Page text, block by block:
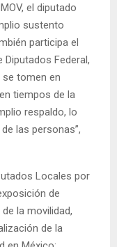
el diputado
sustento
participa el
Diputados Federal,
se tomen en
tiempos de la
respaldo, lo
las personas”,
Locales por
de
la movilidad,
de la